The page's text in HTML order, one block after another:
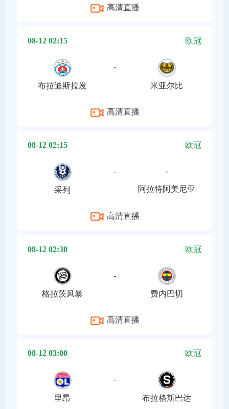
高清直播
08-12 02:15 欧冠
布拉迪斯拉发
-
米亚尔比
高清直播
08-12 02:15 欧冠
采列
-
阿拉特阿美尼亚
高清直播
08-12 02:30 欧冠
格拉茨风暴
-
费内巴切
高清直播
08-12 03:00 欧冠
里昂
-
布拉格斯巴达